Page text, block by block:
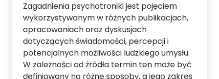
Zagadnienia psychotroniki jest pojęciem
wykorzystywanym w różnych publikacjach,
opracowaniach oraz dyskusjach
dotyczących świadomości, percepcji i
potencjalnych możliwości ludzkiego umysłu.
W zależności od źródła termin ten może być
definiowany na różne sposoby, a jego zakres